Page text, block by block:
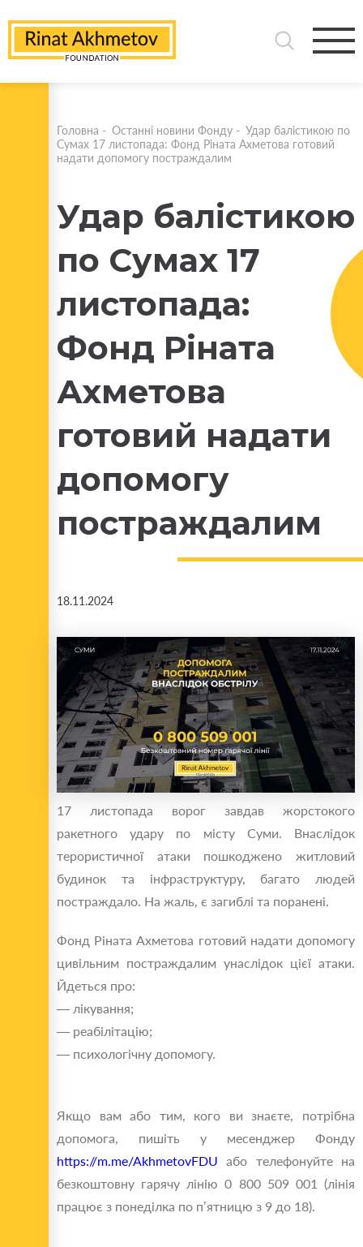
Головна - Останні новини Фонду - Удар балістикою по
Сумах 17 листопада: Фонд Ріната Ахметова готовий
надати допомогу постраждалим
Удар балістикою
по Сумах 17
листопада:
Фонд Ріната
Ахметова
готовий надати
допомогу
постраждалим
18.11.2024
17 листопада ворог завдав жорстокого
ракетного удару по місту Суми. Внаслідок
терористичної атаки пошкоджено житловий
будинок та інфраструктуру, багато людей
постраждало. На жаль, є загиблі та поранені.
Фонд Ріната Ахметова готовий надати допомогу
цивільним постраждалим унаслідок цієї атаки.
Йдеться про:
— лікування;
— реабілітацію;
— психологічну допомогу.
Якщо вам або тим, кого ви знаєте, потрібна
допомога, пишіть у месенджер Фонду
https://m.me/AkhmetovFDU або телефонуйте на
безкоштовну гарячу лінію 0 800 509 001 (лінія
працює з понеділка по п’ятницю з 9 до 18).